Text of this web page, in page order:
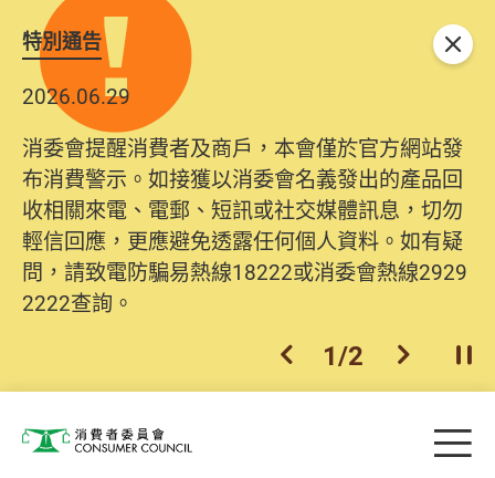
特別通告
2026.06.29
消委會提醒消費者及商戶，本會僅於官方網站發
布消費警示。如接獲以消委會名義發出的產品回
收相關來電、電郵、短訊或社交媒體訊息，切勿
輕信回應，更應避免透露任何個人資料。如有疑
問，請致電防騙易熱線18222或消委會熱線2929
2222查詢。
上一個
1/2 下一個開
關閉
消費者委員會 目